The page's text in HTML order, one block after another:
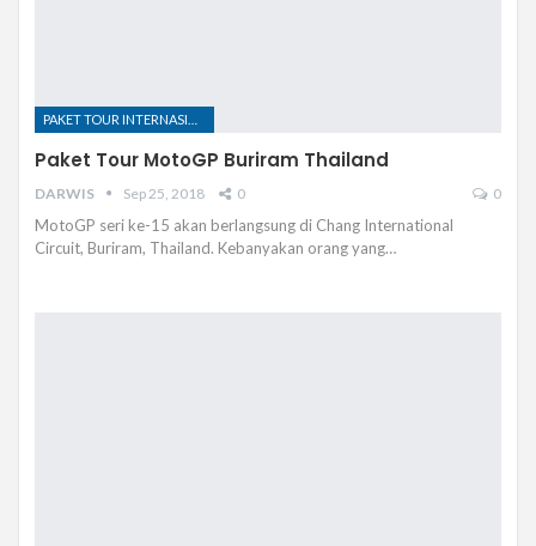
Paket Tour MotoGP Buriram Thailand
DARWIS Sep 25, 2018 0 0
MotoGP seri ke-15 akan berlangsung di Chang International
Circuit, Buriram, Thailand. Kebanyakan orang yang…